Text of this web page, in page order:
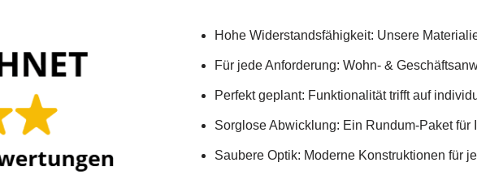
Hohe Widerstandsfähigkeit: Unsere
Für jede Anforderung: Wohn- &
Perfekt geplant: Funktionalität trifft auf
Sorglose Abwicklung: Ein Rundum-Paket für
Saubere Optik: Moderne Konstruktionen für